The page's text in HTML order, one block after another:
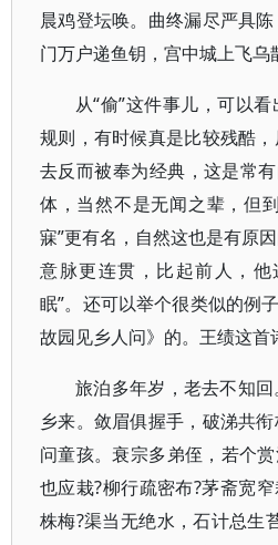
晨鸡登坛唤。曲终漏尽严具
门万户递鱼钥，宫中城上飞乌
从“偷”这件事儿，可以
规则，有时候真是比较残酷
去反而被奉为经典，这是常
体，当然不是无闻之辈，但
寐”更有名，自然这也是有原
意脉更连贯，比起前人，
眠”。还可以举个很类似的例
故园见乡人问》的。王绩这首
旅泊多年岁，老去不知
乡来。敛眉俱握手，破涕共
问童孩。衰宗多弟侄，若个
也应栽?柳行疏密布?茅斋宽
株梅?渠当无绝水，石计总生